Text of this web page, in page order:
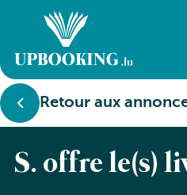
Retour aux
S. offre le(s)